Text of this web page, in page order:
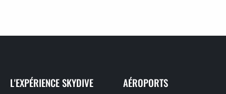
L'EXPÉRIENCE SKYDIVE AÉROPORTS